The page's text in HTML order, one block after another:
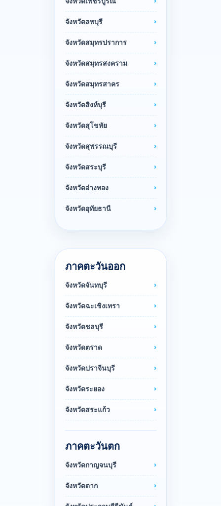
จังหวัดลพบุรี
จังหวัดสมุทรปราการ
จังหวัดสมุทรสงคราม
จังหวัดสมุทรสาคร
จังหวัดสิงห์บุรี
จังหวัดสุโขทัย
จังหวัดสุพรรณบุรี
จังหวัดสระบุรี
จังหวัดอ่างทอง
จังหวัดอุทัยธานี
ภาคตะวันออก
จังหวัดจันทบุรี
จังหวัดฉะเชิงเทรา
จังหวัดชลบุรี
จังหวัดตราด
จังหวัดปราจีนบุรี
จังหวัดระยอง
จังหวัดสระแก้ว
ภาคตะวันตก
จังหวัดกาญจนบุรี
จังหวัดตาก